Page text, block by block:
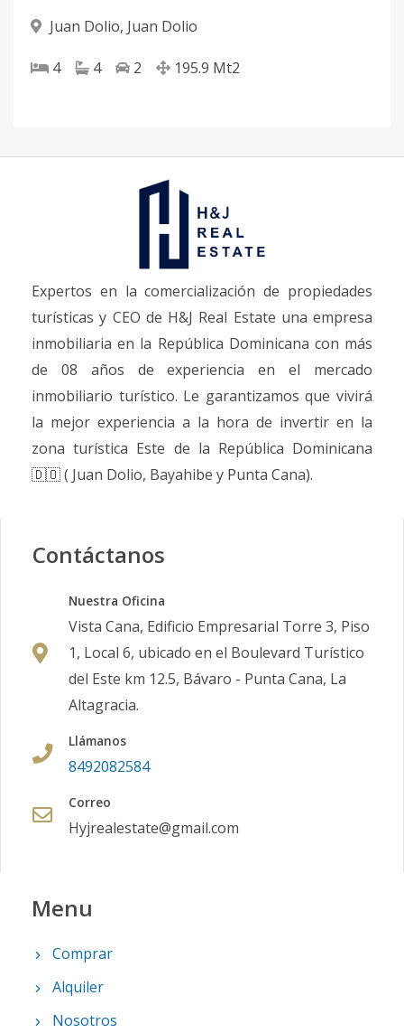
Juan Dolio, Juan Dolio
4 4 2 195.9 Mt2
Expertos en la comercialización de propiedades
turísticas y CEO de H&J Real Estate una empresa
inmobiliaria en la República Dominicana con más
de 08 años de experiencia en el mercado
inmobiliario turístico. Le garantizamos que vivirá
la mejor experiencia a la hora de invertir en la
zona turística Este de la República Dominicana
🇩🇴 ( Juan Dolio, Bayahibe y Punta Cana).
Contáctanos
Nuestra Oficina
Vista Cana, Edificio Empresarial Torre 3, Piso
1, Local 6, ubicado en el Boulevard Turístico
del Este km 12.5, Bávaro - Punta Cana, La
Altagracia.
Llámanos
8492082584
Correo
Hyjrealestate@gmail.com
Menu
Comprar
Alquiler
Nosotros